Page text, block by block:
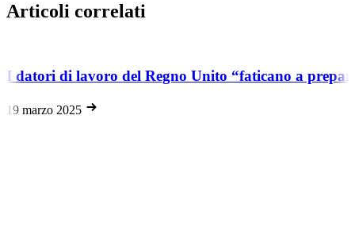
Articoli correlati
I datori di lavoro del Regno Unito “faticano a
19 marzo 2025